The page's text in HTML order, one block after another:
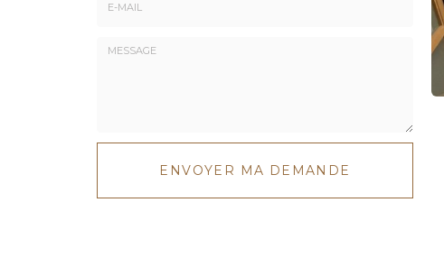
Message
ENVOYER MA DEMANDE